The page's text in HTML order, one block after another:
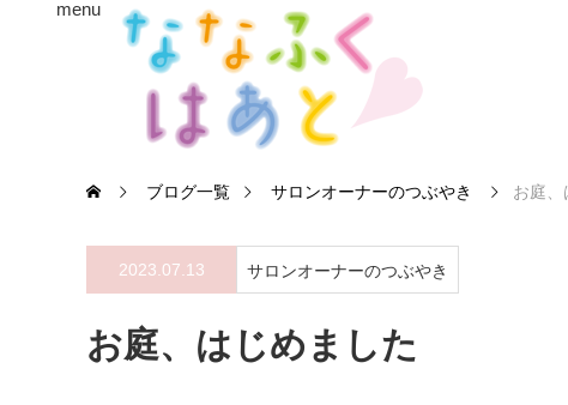
menu
ブログ一覧 サロンオーナーのつぶやき お庭、
2023.07.13 サロンオーナーのつぶやき
お庭、はじめました